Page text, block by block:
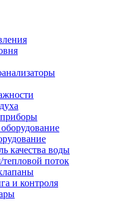
качества воды
поток
и контроля